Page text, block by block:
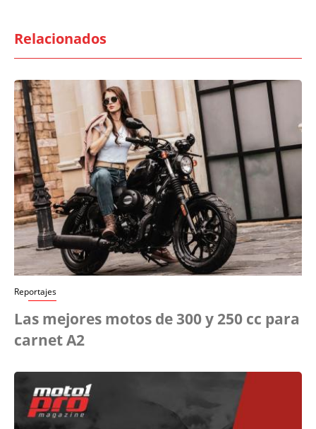
Relacionados
Reportajes
Las mejores motos de 300 y 250 cc para
carnet A2